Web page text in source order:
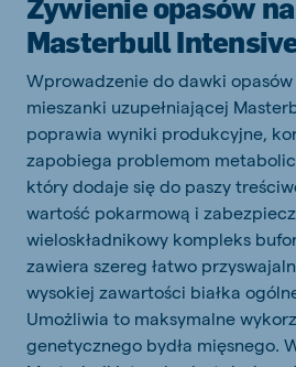
Masterbull
Wprowadzenie do dawki
mieszanki uzupełniającej
poprawia wyniki produkcyjne,
zapobiega problemom
który dodaje się do paszy
wartość pokarmową i
wieloskładnikowy kompleks
zawiera szereg łatwo
wysokiej zawartości białka
Umożliwia to maksymalne
genetycznego bydła mięsnego.